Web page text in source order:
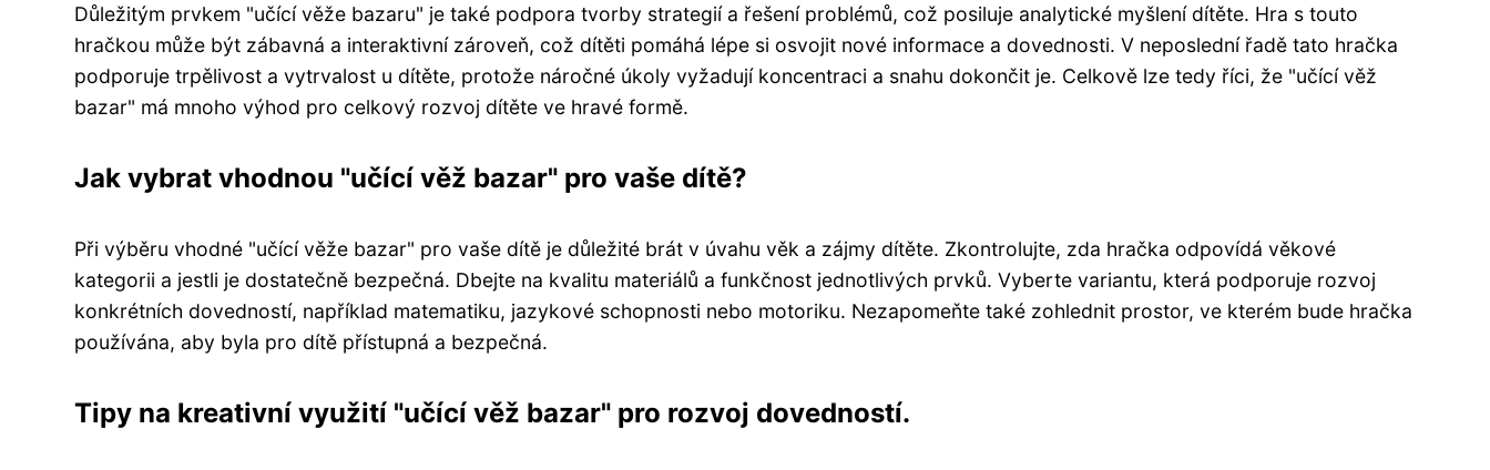
Důležitým prvkem "učící věže bazaru" je také podpora tvorby strategií a řešení problémů, což posiluje analytické myšlení dítěte. Hra s touto
hračkou může být zábavná a interaktivní zároveň, což dítěti pomáhá lépe si osvojit nové informace a dovednosti. V neposlední řadě tato hračka
podporuje trpělivost a vytrvalost u dítěte, protože náročné úkoly vyžadují koncentraci a snahu dokončit je. Celkově lze tedy říci, že "učící věž
bazar" má mnoho výhod pro celkový rozvoj dítěte ve hravé formě.
Jak vybrat vhodnou "učící věž bazar" pro vaše dítě?
Při výběru vhodné "učící věže bazar" pro vaše dítě je důležité brát v úvahu věk a zájmy dítěte. Zkontrolujte, zda hračka odpovídá věkové
kategorii a jestli je dostatečně bezpečná. Dbejte na kvalitu materiálů a funkčnost jednotlivých prvků. Vyberte variantu, která podporuje rozvoj
konkrétních dovedností, například matematiku, jazykové schopnosti nebo motoriku. Nezapomeňte také zohlednit prostor, ve kterém bude hračka
používána, aby byla pro dítě přístupná a bezpečná.
Tipy na kreativní využití "učící věž bazar" pro rozvoj dovedností.